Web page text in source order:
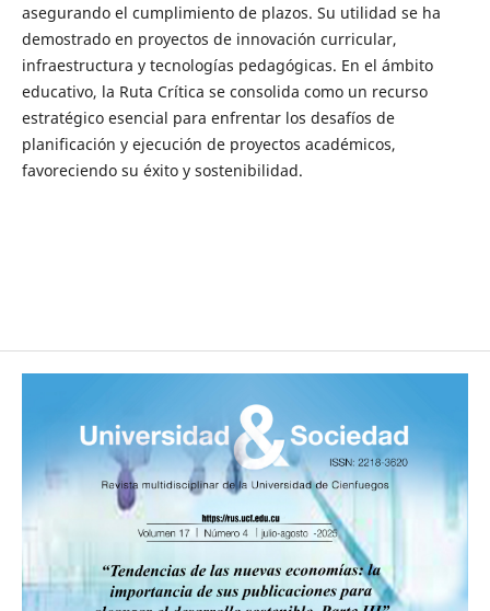
asegurando el cumplimiento de plazos. Su utilidad se ha
demostrado en proyectos de innovación curricular,
infraestructura y tecnologías pedagógicas. En el ámbito
educativo, la Ruta Crítica se consolida como un recurso
estratégico esencial para enfrentar los desafíos de
planificación y ejecución de proyectos académicos,
favoreciendo su éxito y sostenibilidad.